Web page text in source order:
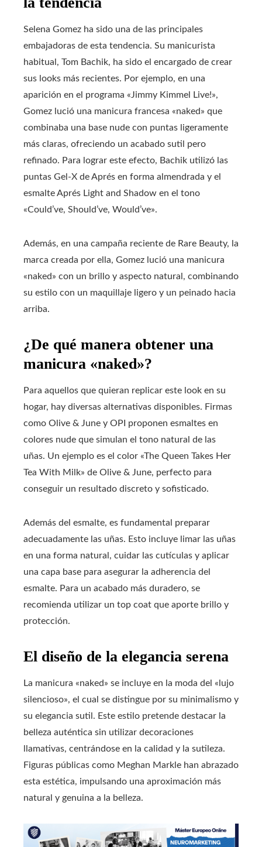
Selena Gomez ha sido una de las principales
embajadoras de esta tendencia. Su manicurista
habitual, Tom Bachik, ha sido el encargado de crear
sus looks más recientes. Por ejemplo, en una
aparición en el programa «Jimmy Kimmel Live!»,
Gomez lució una manicura francesa «naked» que
combinaba una base nude con puntas ligeramente
más claras, ofreciendo un acabado sutil pero
refinado. Para lograr este efecto, Bachik utilizó las
puntas Gel-X de Aprés en forma almendrada y el
esmalte Aprés Light and Shadow en el tono
«Could’ve, Should’ve, Would’ve».
Además, en una campaña reciente de Rare Beauty, la
marca creada por ella, Gomez lució una manicura
«naked» con un brillo y aspecto natural, combinando
su estilo con un maquillaje ligero y un peinado hacia
arriba.
¿De qué manera obtener una
manicura «naked»?
Para aquellos que quieran replicar este look en su
hogar, hay diversas alternativas disponibles. Firmas
como Olive & June y OPI proponen esmaltes en
colores nude que simulan el tono natural de las
uñas. Un ejemplo es el color «The Queen Takes Her
Tea With Milk» de Olive & June, perfecto para
conseguir un resultado discreto y sofisticado.
Además del esmalte, es fundamental preparar
adecuadamente las uñas. Esto incluye limar las uñas
en una forma natural, cuidar las cutículas y aplicar
una capa base para asegurar la adherencia del
esmalte. Para un acabado más duradero, se
recomienda utilizar un top coat que aporte brillo y
protección.
El diseño de la elegancia serena
La manicura «naked» se incluye en la moda del «lujo
silencioso», el cual se distingue por su minimalismo y
su elegancia sutil. Este estilo pretende destacar la
belleza auténtica sin utilizar decoraciones
llamativas, centrándose en la calidad y la sutileza.
Figuras públicas como Meghan Markle han abrazado
esta estética, impulsando una aproximación más
natural y genuina a la belleza.